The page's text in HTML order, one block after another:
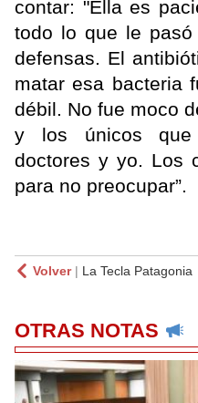
contar: "Ella es
todo lo que le
defensas. El
matar esa bacteria
débil. No fue moco
y los únicos que
doctores y yo. Los
para no preocupar”.
Volver| La Tecla Patagonia
OTRAS NOTAS